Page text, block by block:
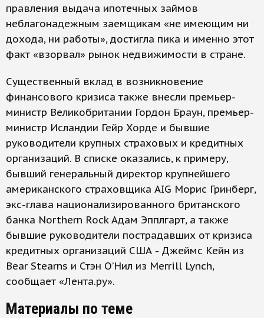
правления выдача ипотечных займов
неблагонадежным заемщикам «не имеющим ни
дохода, ни работы», достигла пика и именно этот
факт «взорвал» рынок недвижимости в стране.
Существенный вклад в возникновение
финансового кризиса также внесли премьер-
министр Великобритании Гордон Браун, премьер-
министр Исландии Гейр Хорде и бывшие
руководители крупных страховых и кредитных
организаций. В списке оказались, к примеру,
бывший генеральный директор крупнейшего
американского страховщика AIG Морис Гринберг,
экс-глава национализированного британского
банка Northern Rock Адам Эпплгарт, а также
бывшие руководители пострадавших от кризиса
кредитных организаций США - Джеймс Кейн из
Bear Stearns и Стэн О’Нил из Merrill Lynch,
сообщает «Лента.ру».
Материалы по теме